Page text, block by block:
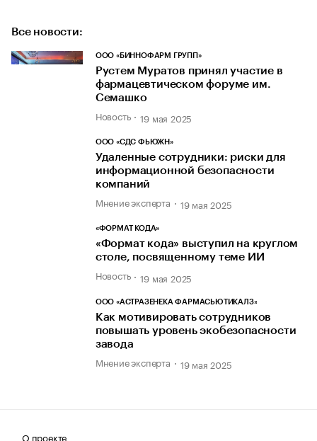
Все новости:
ООО «БИННОФАРМ ГРУПП»
Рустем Муратов принял участие в
фармацевтическом форуме им.
Семашко
Новость 19 мая 2025
ООО «СДС ФЬЮЖН»
Удаленные сотрудники: риски для
информационной безопасности
компаний
Мнение эксперта 19 мая 2025
«ФОРМАТ КОДА»
«Формат кода» выступил на круглом
столе, посвященному теме ИИ
Новость 19 мая 2025
ООО «АСТРАЗЕНЕКА ФАРМАСЬЮТИКАЛЗ»
Как мотивировать сотрудников
повышать уровень экобезопасности
завода
Мнение эксперта 19 мая 2025
О проекте